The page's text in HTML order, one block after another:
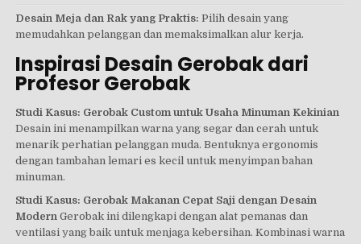
Desain Meja dan Rak yang Praktis: Pilih desain yang
memudahkan pelanggan dan memaksimalkan alur kerja.
Inspirasi Desain Gerobak dari
Profesor Gerobak
Studi Kasus: Gerobak Custom untuk Usaha Minuman Kekinian
Desain ini menampilkan warna yang segar dan cerah untuk
menarik perhatian pelanggan muda. Bentuknya ergonomis
dengan tambahan lemari es kecil untuk menyimpan bahan
minuman.
Studi Kasus: Gerobak Makanan Cepat Saji dengan Desain
Modern Gerobak ini dilengkapi dengan alat pemanas dan
ventilasi yang baik untuk menjaga kebersihan. Kombinasi warna